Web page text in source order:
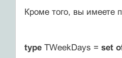
Кроме того, вы имеете
typeTWeekDays = set